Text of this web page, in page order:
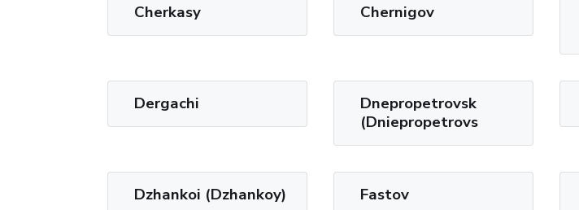
Cherkasy Chernigov
Dergachi
Dnepropetrovsk
(Dniepropetrovs
Dzhankoi (Dzhankoy) Fastov